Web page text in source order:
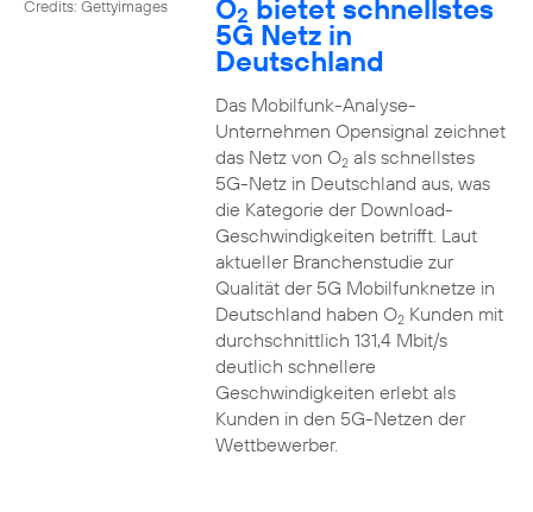
Credits: Gettyimages O2 bietet schnellstes
5G Netz in
Deutschland
Das Mobilfunk-Analyse-
Unternehmen Opensignal zeichnet
das Netz von O2als schnellstes
5G-Netz in Deutschland aus, was
die Kategorie der Download-
Geschwindigkeiten betrifft. Laut
aktueller Branchenstudie zur
Qualität der 5G Mobilfunknetze in
Deutschland haben O2Kunden mit
durchschnittlich 131,4 Mbit/s
deutlich schnellere
Geschwindigkeiten erlebt als
Kunden in den 5G-Netzen der
Wettbewerber.